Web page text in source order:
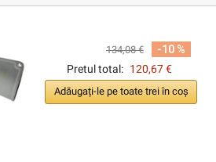
134,08 €
-10 %
Pretul total: 120,67 €
Adăugați-le pe toate trei în coș